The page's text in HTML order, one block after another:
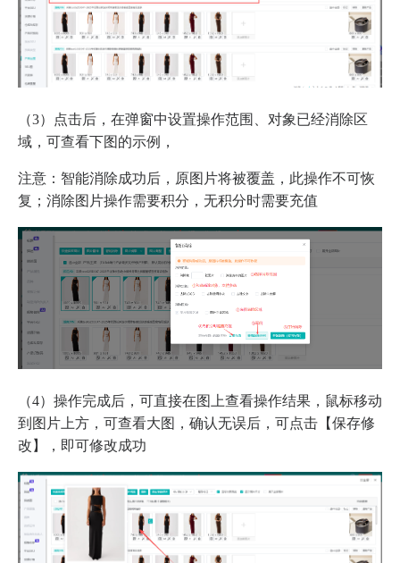
（3）点击后，在弹窗中设置操作范围、对象已经消除区
域，可查看下图的示例，
注意：智能消除成功后，原图片将被覆盖，此操作不可恢
复；消除图片操作需要积分，无积分时需要充值
（4）操作完成后，可直接在图上查看操作结果，鼠标移动
到图片上方，可查看大图，确认无误后，可点击【保存修
改】，即可修改成功